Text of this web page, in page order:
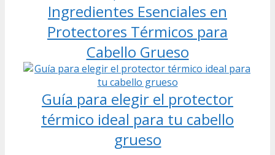
Ingredientes Esenciales en
Protectores Térmicos para
Cabello Grueso
Guía para elegir el protector
térmico ideal para tu cabello
grueso